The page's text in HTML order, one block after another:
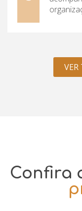
VER
Confira